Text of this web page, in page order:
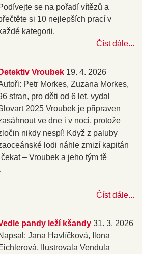
se na pořadí vítězů a
si 10 nejlepších prací v
kategorii.
Číst dále...
Detektiv Vroubek 19. 4. 2026
Petr Morkes, Zuzana Morkes,
stran, pro děti od 6 let, vydal
2025 Vroubek je připraven
ve dne i v noci, protože
nikdy nespí! Když z paluby
lodi náhle zmizí kapitán
– Vroubek a jeho tým tě
Číst dále...
pandy leží kšandy 31. 3. 2026
Jana Havlíčková, Ilona
Ilustrovala Vendula